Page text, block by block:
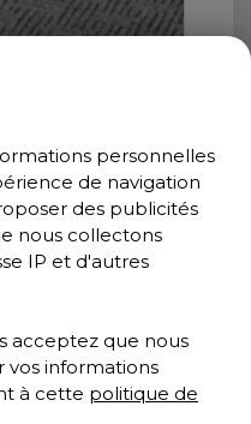
personnelles
de navigation
des publicités
nous collectons
IP et d'autres
acceptez que nous
vos informations
à cette politique de